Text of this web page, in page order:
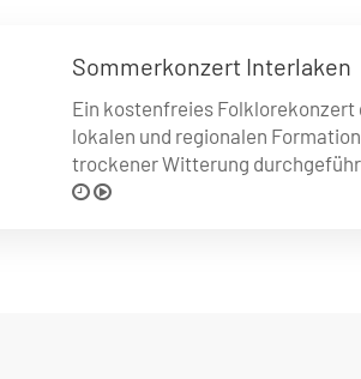
Sommerkonzert Interlaken
Ein kostenfreies Folklorekonzert
lokalen und regionalen
trockener Witterung